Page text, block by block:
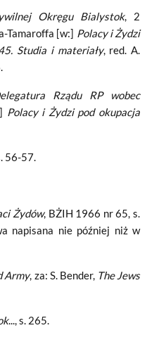
Okręgu Bialystok, 2
Tamaroffa [w:] Polacy i Żydzi
Studia i materiały, red. A.
Rządu RP wobec
Polacy i Żydzi pod okupacja
56-57.
Żydów, BŻIH 1966 nr 65, s.
napisana nie później niż w
Army, za: S. Bender, The Jews
..., s. 265.